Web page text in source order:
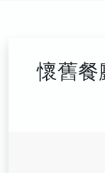
懷舊餐